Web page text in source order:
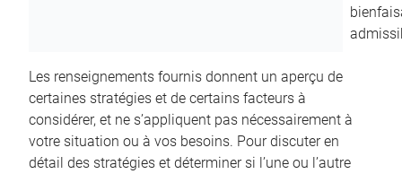
Les renseignements fournis donnent un aperçu de
certaines stratégies et de certains facteurs à
considérer, et ne s’appliquent pas nécessairement à
votre situation ou à vos besoins. Pour discuter en
détail des stratégies et déterminer si l’une ou l’autre